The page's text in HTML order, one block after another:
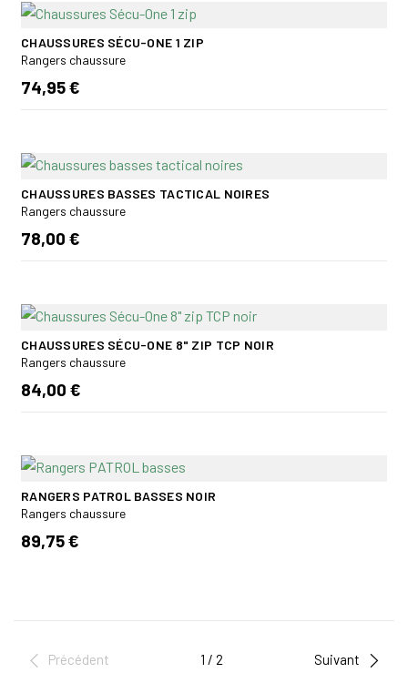
CHAUSSURES SÉCU-ONE 1 ZIP
Rangers chaussure
74,95 €
CHAUSSURES BASSES TACTICAL NOIRES
Rangers chaussure
78,00 €
CHAUSSURES SÉCU-ONE 8" ZIP TCP NOIR
Rangers chaussure
84,00 €
RANGERS PATROL BASSES NOIR
Rangers chaussure
89,75 €
Précédent 1 / 2 Suivant